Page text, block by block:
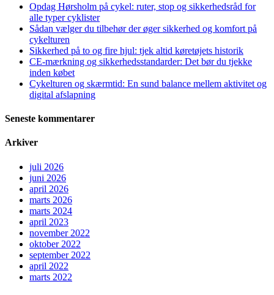
Opdag Hørsholm på cykel: ruter, stop og sikkerhedsråd for
alle typer cyklister
Sådan vælger du tilbehør der øger sikkerhed og komfort på
cykelturen
Sikkerhed på to og fire hjul: tjek altid køretøjets historik
CE-mærkning og sikkerhedsstandarder: Det bør du tjekke
inden købet
Cykelturen og skærmtid: En sund balance mellem aktivitet og
digital afslapning
Seneste kommentarer
Arkiver
juli 2026
juni 2026
april 2026
marts 2026
marts 2024
april 2023
november 2022
oktober 2022
september 2022
april 2022
marts 2022